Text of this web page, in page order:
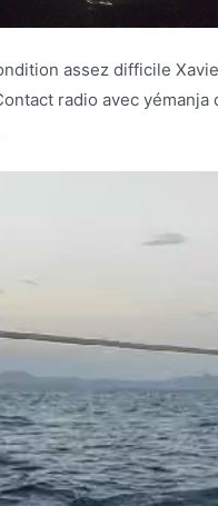
assez difficile
radio avec